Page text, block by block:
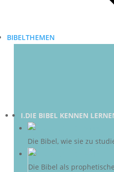
BIBELTHEMEN
I.DIE BIBEL KENNEN
Die Bibel, wie sie zu
Die Bibel als